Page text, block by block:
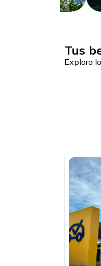
Tus
Explora